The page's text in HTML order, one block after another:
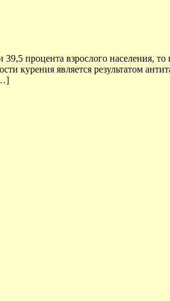
процента взрослого населения,
курения является результатом